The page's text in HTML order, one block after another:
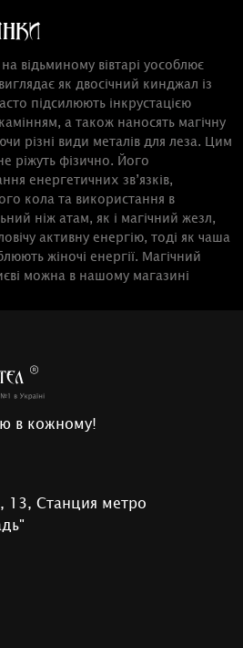
відьминому вівтарі уособлює
як двосічний кинджал із
підсилюють інкрустацією
а також наносять магічну
різні види металів для леза. Цим
ріжуть фізично. Його
енергетичних зв’язків,
кола та використання в
ніж атам, як і магічний жезл,
активну енергію, тоді як чаша
жіночі енергії. Магічний
можна в нашому магазині
під час шабашів нарізають
знаки та символи на
рослини для магічної практики.
в кожному!
13, Станция метро